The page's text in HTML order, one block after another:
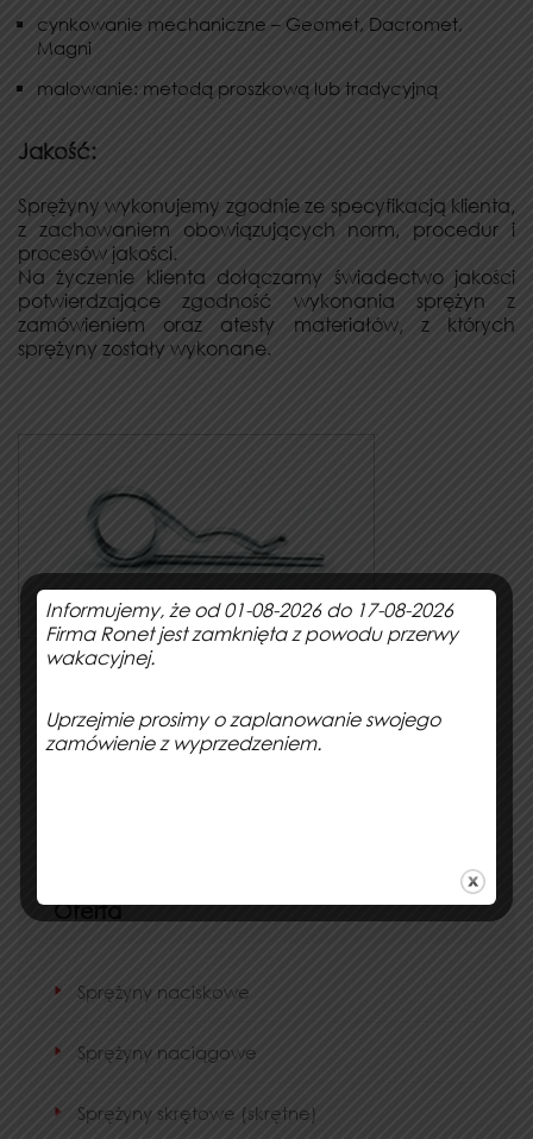
cynkowanie mechaniczne – Geomet, Dacromet,
Magni
malowanie: metodą proszkową lub tradycyjną
Jakość:
Sprężyny wykonujemy zgodnie ze specyfikacją klienta,
z zachowaniem obowiązujących norm, procedur i
procesów jakości.
Na życzenie klienta dołączamy świadectwo jakości
potwierdzające zgodność wykonania sprężyn z
zamówieniem oraz atesty materiałów, z których
sprężyny zostały wykonane.
Oferta
Sprężyny naciskowe
Sprężyny naciągowe
Sprężyny skrętowe (skrętne)
Informujemy, że od 01-08-2026 do 17-08-2026
Firma Ronet jest zamknięta z powodu przerwy
wakacyjnej.
Uprzejmie prosimy o zaplanowanie swojego
zamówienie z wyprzedzeniem.